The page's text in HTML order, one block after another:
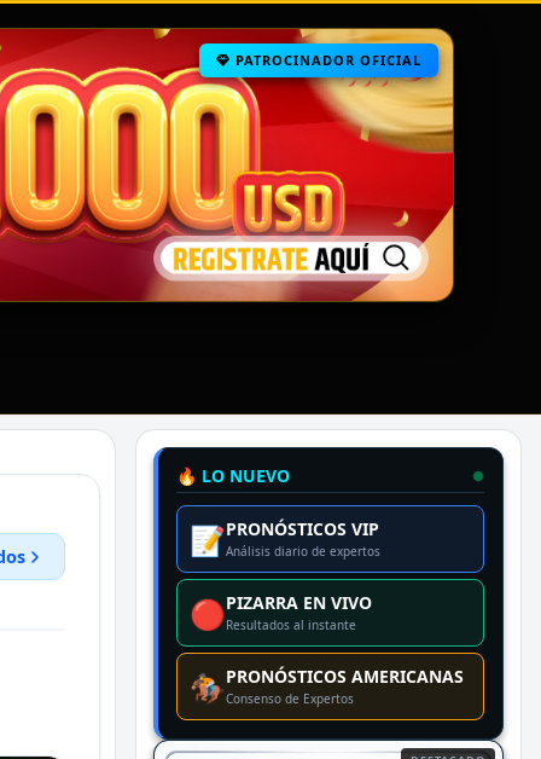
PATROCINADOR OFICIAL
🔥 LO NUEVO
📝PRONÓSTICOS VIP
Análisis diario de expertos
🔴PIZARRA EN VIVO
Resultados al instante
🏇PRONÓSTICOS AMERICANAS
Consenso de Expertos